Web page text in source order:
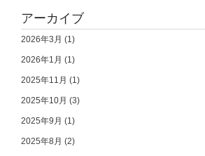
アーカイブ
2026年3月 (1)
2026年1月 (1)
2025年11月 (1)
2025年10月 (3)
2025年9月 (1)
2025年8月 (2)